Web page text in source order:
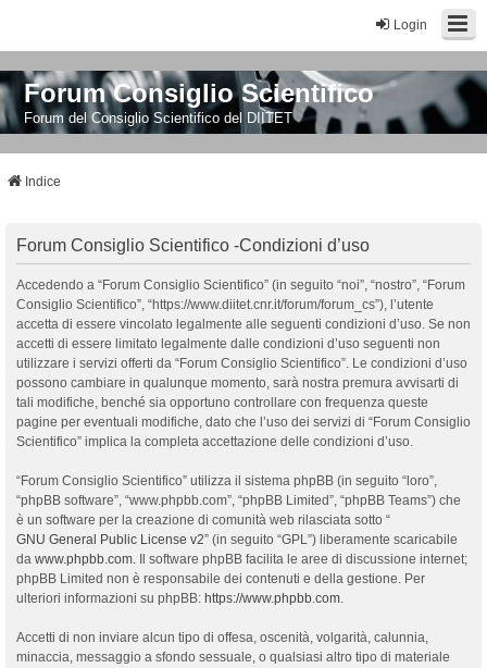
Login
Forum Consiglio Scientifico
Forum del Consiglio Scientifico del DIITET
Indice
Forum Consiglio Scientifico -Condizioni d’uso
Accedendo a “Forum Consiglio Scientifico” (in seguito “noi”, “nostro”, “Forum
Consiglio Scientifico”, “https://www.diitet.cnr.it/forum/forum_cs”), l’utente
accetta di essere vincolato legalmente alle seguenti condizioni d’uso. Se non
accetti di essere limitato legalmente dalle condizioni d’uso seguenti non
utilizzare i servizi offerti da “Forum Consiglio Scientifico”. Le condizioni d’uso
possono cambiare in qualunque momento, sarà nostra premura avvisarti di
tali modifiche, benché sia opportuno controllare con frequenza queste
pagine per eventuali modifiche, dato che l’uso dei servizi di “Forum Consiglio
Scientifico” implica la completa accettazione delle condizioni d’uso.
“Forum Consiglio Scientifico” utilizza il sistema phpBB (in seguito “loro”,
“phpBB software”, “www.phpbb.com”, “phpBB Limited”, “phpBB Teams”) che
è un software per la creazione di comunità web rilasciata sotto “
GNU General Public License v2” (in seguito “GPL”) liberamente scaricabile
da www.phpbb.com. Il software phpBB facilita le aree di discussione internet;
phpBB Limited non è responsabile dei contenuti e della gestione. Per
ulteriori informazioni su phpBB: https://www.phpbb.com.
Accetti di non inviare alcun tipo di offesa, oscenità, volgarità, calunnia,
minaccia, messaggio a sfondo sessuale, o qualsiasi altro tipo di materiale